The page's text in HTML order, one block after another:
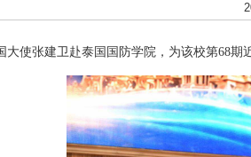
大使张建卫赴泰国国防学院，为该校第68期